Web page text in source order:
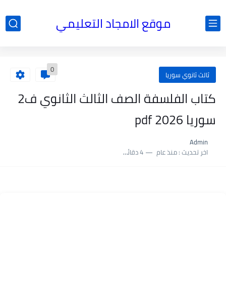
موقع الامجاد التعليمي
ثالث ثانوي سوريا 0
كتاب الفلسفة الصف الثالث الثانوي ف2
سوريا 2026 pdf
Admin
اخر تحديث :منذ عام 4 دقائق للقراءة